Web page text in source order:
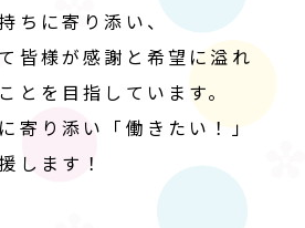
ちに寄り添い、
皆様が感謝と希望に溢れ
とを目指しています。
寄り添い「働きたい！」
します！